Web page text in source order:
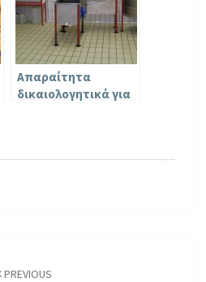
Απαραίτητα
δικαιολογητικά για
Μελιού
PREVIOUS